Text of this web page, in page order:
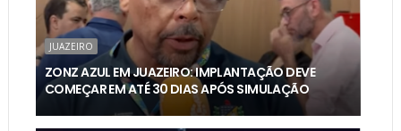
JUAZEIRO
ZONZ AZUL EM JUAZEIRO: IMPLANTAÇÃO DEVE
COMEÇAR EM ATÉ 30 DIAS APÓS SIMULAÇÃO